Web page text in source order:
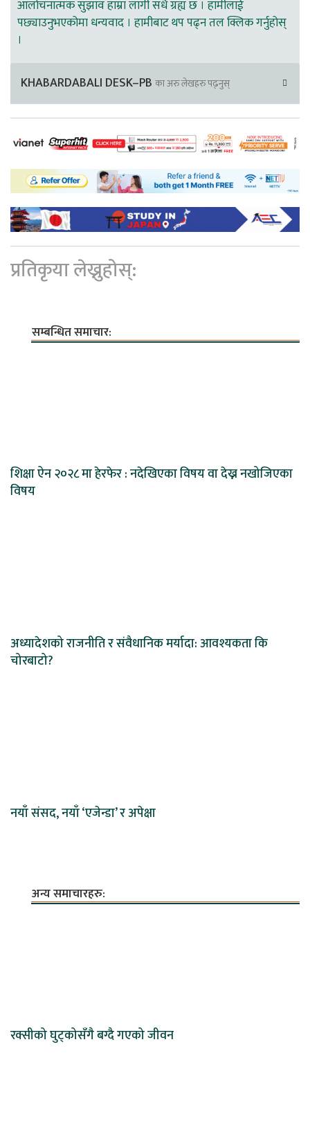
आलोचनात्मक सुझाव हाम्रा लागी सधै ग्रह्य छ । हामीलाई
पछ्याउनुभएकोमा धन्यवाद । हामीबाट थप पढ्न तल क्लिक गर्नुहोस्
।
KHABARDABALI DESK–PB का अरु लेखहरु पढ्नुस्
प्रतिकृया लेख्नुहोस्:
सम्बन्धित समाचार:
शिक्षा ऐन २०२८ मा हेरफेर : नदेखिएका विषय वा देख्न नखोजिएका
विषय
अध्यादेशको राजनीति र संवैधानिक मर्यादा: आवश्यकता कि
चोरबाटो?
नयाँ संसद, नयाँ ‘एजेन्डा’ र अपेक्षा
अन्य समाचारहरु:
रक्सीको घुट्कोसँगै बग्दै गएको जीवन